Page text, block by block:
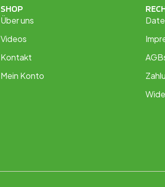
SHOP
Über uns
Videos
Kontakt
Mein Konto